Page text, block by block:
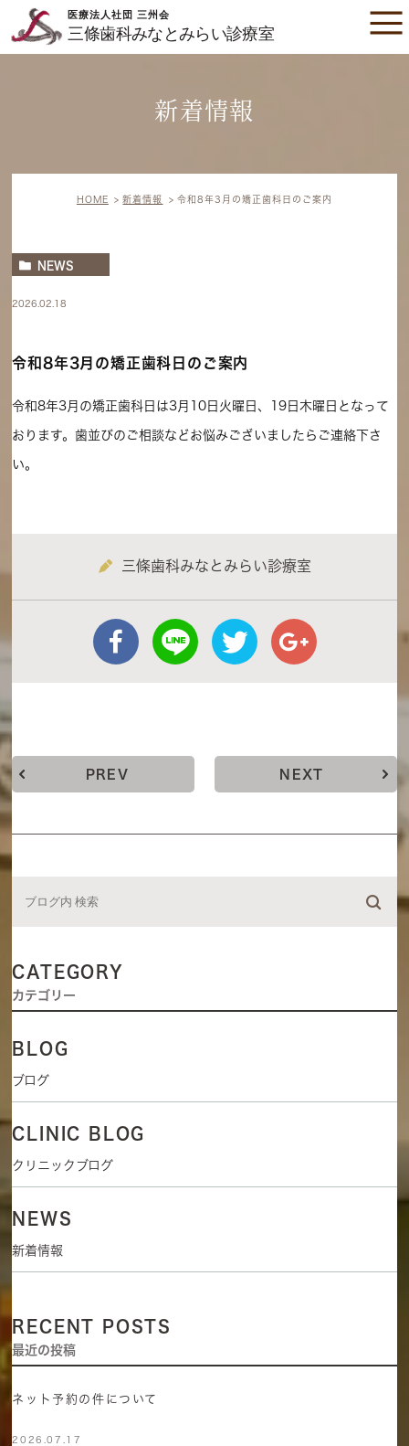
新着情報
HOME 新着情報 令和8年3月の矯正歯科日のご案内
NEWS
2026.02.18
令和8年3月の矯正歯科日のご案内
令和8年3月の矯正歯科日は3月10日火曜日、19日木曜日となって
おります。歯並びのご相談などお悩みございましたらご連絡下さ
い。
三條歯科みなとみらい診療室
PREV NEXT
CATEGORY
カテゴリー
BLOG
ブログ
CLINIC BLOG
クリニックブログ
NEWS
新着情報
RECENT POSTS
最近の投稿
ネット予約の件について
2026.07.17